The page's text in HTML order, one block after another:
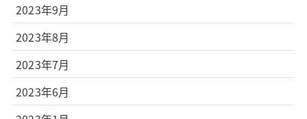
2023年9月
2023年8月
2023年7月
2023年6月